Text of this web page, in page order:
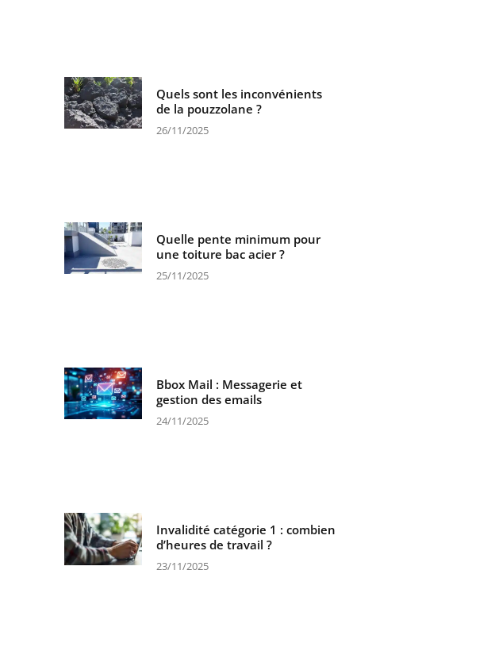
Quels sont les inconvénients
de la pouzzolane ?
26/11/2025
Quelle pente minimum pour
une toiture bac acier ?
25/11/2025
Bbox Mail : Messagerie et
gestion des emails
24/11/2025
Invalidité catégorie 1 : combien
d’heures de travail ?
23/11/2025